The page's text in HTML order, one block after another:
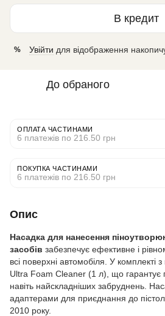
В кредит
% Увійти для відображення
До обраного
ОПЛАТА ЧАСТИНАМИ
6 платежів по 216.50 грн
ПОКУПКА ЧАСТИНАМИ
6 платежів по 216.50 грн
Опис
Насадка для нанесення
засобів забезпечує ефективне і
всі поверхні автомобіля. У комплекті
Ultra Foam Cleaner (1 л), що гарантує
навіть найскладніших забруднень.
адаптерами для приєднання до
2010 року.